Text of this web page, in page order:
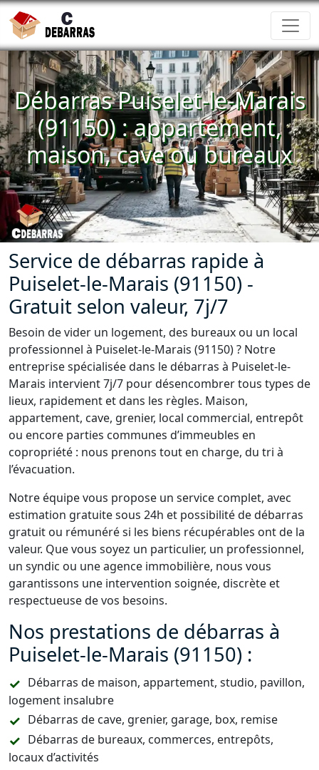
Débarras Puiselet-le-Marais
(91150) : appartement,
maison, cave ou bureaux
Service de débarras rapide à
Puiselet-le-Marais (91150) -
Gratuit selon valeur, 7j/7
Besoin de vider un logement, des bureaux ou un local
professionnel à Puiselet-le-Marais (91150) ? Notre
entreprise spécialisée dans le débarras à Puiselet-le-
Marais intervient 7j/7 pour désencombrer tous types de
lieux, rapidement et dans les règles. Maison,
appartement, cave, grenier, local commercial, entrepôt
ou encore parties communes d’immeubles en
copropriété : nous prenons tout en charge, du tri à
l’évacuation.
Notre équipe vous propose un service complet, avec
estimation gratuite sous 24h et possibilité de débarras
gratuit ou rémunéré si les biens récupérables ont de la
valeur. Que vous soyez un particulier, un professionnel,
un syndic ou une agence immobilière, nous vous
garantissons une intervention soignée, discrète et
respectueuse de vos besoins.
Nos prestations de débarras à
Puiselet-le-Marais (91150) :
Débarras de maison, appartement, studio, pavillon,
logement insalubre
Débarras de cave, grenier, garage, box, remise
Débarras de bureaux, commerces, entrepôts,
locaux d’activités